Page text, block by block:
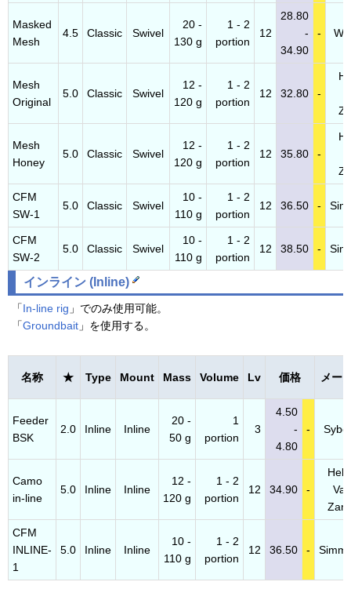
Masked
Mesh
4.5 Classic Swivel
20 -
130 g
1 - 2
portion
12
28.80
-
34.90
-
Mesh
Original
5.0 Classic Swivel
12 -
120 g
1 - 2
portion
12 32.80 -
Mesh
Honey
5.0 Classic Swivel
12 -
120 g
1 - 2
portion
12 35.80 -
CFM
SW-1
5.0 Classic Swivel
10 -
110 g
1 - 2
portion
12 36.50 -
CFM
SW-2
5.0 Classic Swivel
10 -
110 g
1 - 2
portion
12 38.50 -
インライン (Inline)
「In-line rig 」でのみ使用可能。
「Groundbait 」を使用する。
名称 ★ Type Mount Mass Volume Lv 価格 メー
Feeder
BSK
2.0 Inline Inline
20 -
50 g
1
portion
3
4.50
-
4.80
-
Camo
in-line
5.0 Inline Inline
12 -
120 g
1 - 2
portion
12 34.90 -
Van
CFM
INLINE-
1
5.0 Inline Inline
10 -
110 g
1 - 2
portion
12 36.50 -